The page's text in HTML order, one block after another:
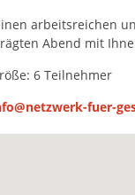
arbeitsreichen
Abend mit
6 Teilnehmer
fuer-